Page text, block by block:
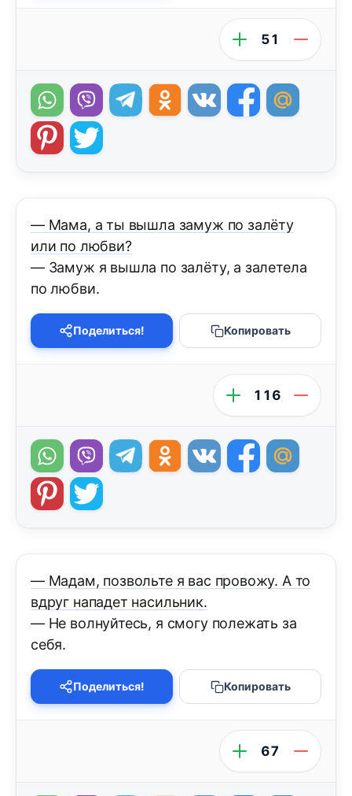
51
— Мама, а ты вышла замуж по залёту
или по любви?
— Замуж я вышла по залёту, а залетела
по любви.
Поделиться! Копировать
116
— Мадам, позвольте я вас провожу. А то
вдруг нападет насильник.
— Не волнуйтесь, я смогу полежать за
себя.
Поделиться! Копировать
67